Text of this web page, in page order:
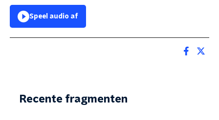
Speel audio af
Recente fragmenten